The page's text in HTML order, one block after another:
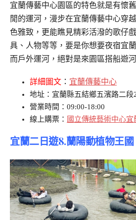
宜蘭傳藝中心園區的特色就是有懷
閒的運河，漫步在宜蘭傳藝中心穿
色雅致，更能瞧見精彩活潑的歌仔
具、人物等等，要是你想要夜宿宜
而戶外運河，絕對是來園區搭船遊
詳細圖文 ： 宜蘭傳藝中心
地址：宜蘭縣五結鄉五濱路二段
營業時間：09:00-18:00
線上購票： 國立傳統藝術中心
宜蘭二日遊8.蘭陽動植物王國